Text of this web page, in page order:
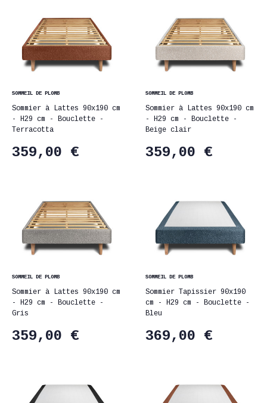
SOMMEIL DE PLOMB
Sommier à Lattes 90x190 cm
- H29 cm - Bouclette -
Terracotta
359,00 €
SOMMEIL DE PLOMB
Sommier à Lattes 90x190 cm
- H29 cm - Bouclette -
Beige clair
359,00 €
SOMMEIL DE PLOMB
Sommier à Lattes 90x190 cm
- H29 cm - Bouclette -
Gris
359,00 €
SOMMEIL DE PLOMB
Sommier Tapissier 90x190
cm - H29 cm - Bouclette -
Bleu
369,00 €